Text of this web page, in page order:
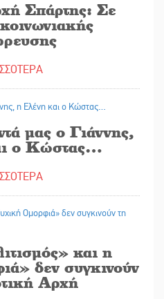
Σπάρτης: Σε
μας ο Γιάννης,
ο Κώστας…
και η
δεν συγκινούν
Αρχή